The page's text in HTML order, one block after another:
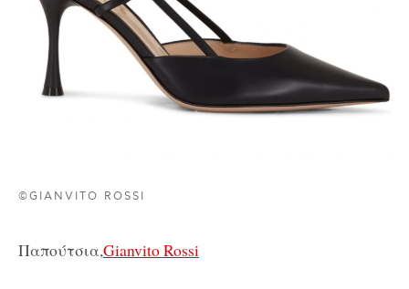
©GIANVITO ROSSI
Παπούτσια,Gianvito Rossi